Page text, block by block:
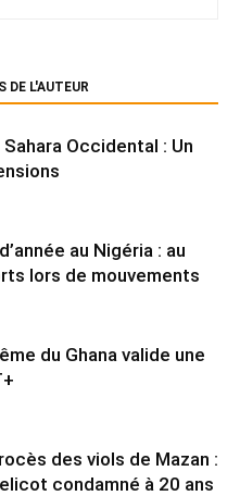
DE L'AUTEUR
Occidental : Un
au Nigéria : au
lors de mouvements
du Ghana valide une
des viols de Mazan :
condamné à 20 ans